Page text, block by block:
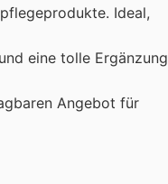
Ideal,
eine tolle Ergänzung
Angebot für